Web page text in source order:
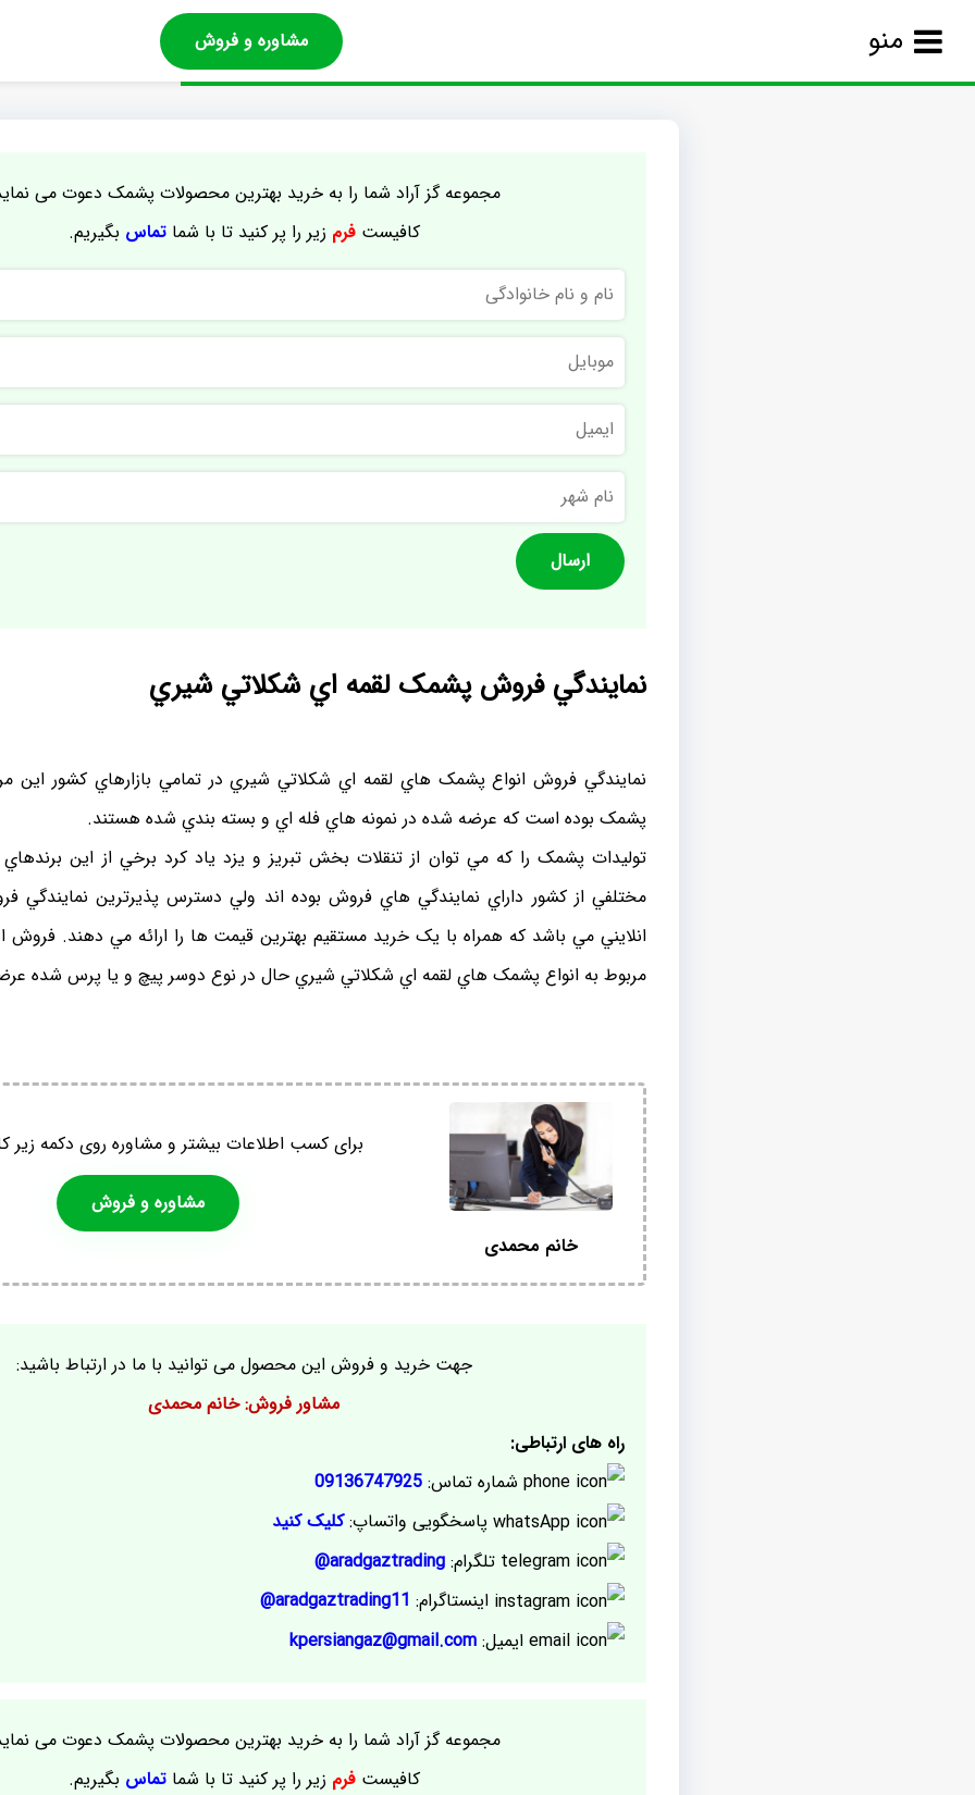
منو مشاوره و فروش
مجموعه گز آراد شما را به خرید بهترین محصولات پشمک دعوت می
کافیستفرم زیر را پر کنید تا با شماتماس بگیریم.
و
نام
خانوادگی
موبایل
ایمیل
نام
شهر
نمايندگي فروش پشمک لقمه اي شکلاتي شيري
نمايندگي فروش انواع پشمک هاي لقمه اي شکلاتي شيري در تمامي بازارهاي کشور اين
پشمک بوده است که عرضه شده در نمونه هاي فله اي و بسته بندي شده هستند.
توليدات پشمک را که مي توان از تنقلات بخش تبريز و يزد ياد کرد برخي از اين
مختلفي از کشور داراي نمايندگي هاي فروش بوده اند ولي دسترس پذيرترين
انلايني مي باشد که همراه با يک خريد مستقيم بهترين قيمت ها را ارائه مي دهند.
مربوط به انواع پشمک هاي لقمه اي شکلاتي شيري حال در نوع دوسر پيچ و يا پرس شده
خانم محمدی
برای کسب اطلاعات بیشتر و مشاوره روی دکمه زیر
مشاوره و فروش
جهت خرید و فروش این محصول می توانید با ما در ارتباط باشید:
مشاور فروش: خانم محمدی
راه های ارتباطی:
شماره تماس: 09136747925
پاسخگویی واتساپ:کلیک کنید
تلگرام: aradgaztrading@
اینستاگرام: aradgaztrading11@
ایمیل: kpersiangaz@gmail.com
مجموعه گز آراد شما را به خرید بهترین محصولات پشمک دعوت می
کافیستفرم زیر را پر کنید تا با شماتماس بگیریم.